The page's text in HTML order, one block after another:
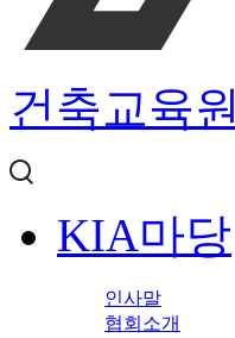
건축교육원
KIA마당
인사말
협회소개